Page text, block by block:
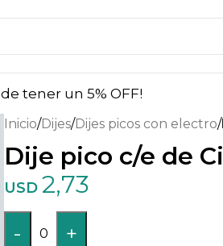
de tener un 5% OFF!
Inicio/Dijes/Dijes picos con electro/
Dije pico c/e de
USD 2,73
- 0 +